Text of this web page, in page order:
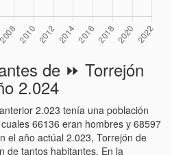
de ⏩ Torrejón
2.024
2.023 tenía una población
66136 eran hombres y 68597
el año actúal 2.023, Torrejón de
de tantos habitantes. En la